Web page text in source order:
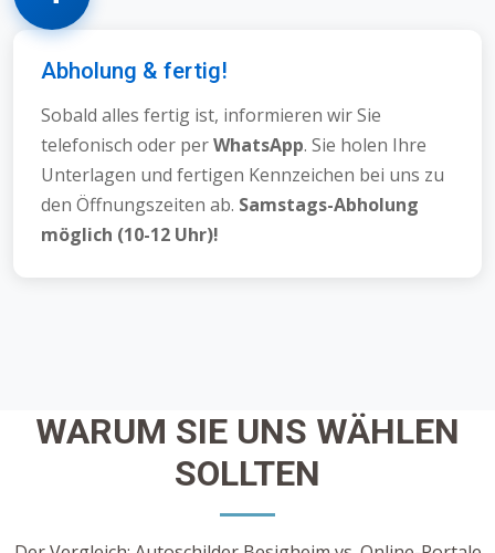
Abholung & fertig!
Sobald alles fertig ist, informieren wir Sie
telefonisch oder perWhatsApp. Sie holen Ihre
Unterlagen und fertigen Kennzeichen bei uns zu
den Öffnungszeiten ab. Samstags-Abholung
möglich (10-12 Uhr)!
WARUM SIE UNS WÄHLEN
SOLLTEN